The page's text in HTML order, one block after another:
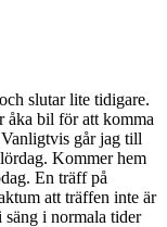
slutar lite tidigare.
åka bil för att komma
går jag till
Kommer hem
En träff på
att träffen inte är
säng i normala tider